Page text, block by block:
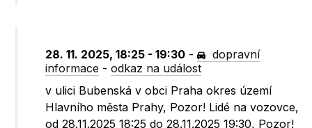
28. 11. 2025, 18:25 - 19:30 -
dopravní
informace -odkaz na událost
v ulici Bubenská v obci Praha okres území
Hlavního města Prahy, Pozor! Lidé na vozovce,
od 28.11.2025 18:25 do 28.11.2025 19:30, Pozor!